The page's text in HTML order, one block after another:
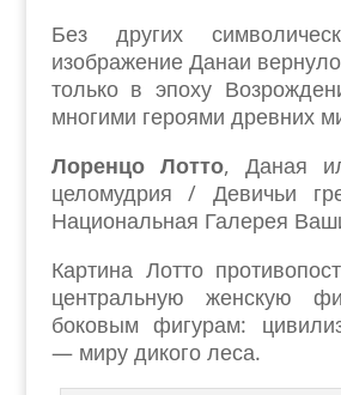
Без других
изображение Данаи
только в эпоху
многими героями древних
Лоренцо Лотто, Даная
целомудрия / Девичьи
Национальная Галерея
Картина Лотто
центральную женскую
боковым фигурам:
— миру дикого леса.